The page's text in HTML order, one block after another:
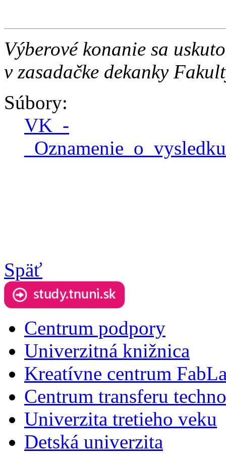
Výberové konanie sa
v zasadačke dekanky
Súbory:
VK_-
Späť
Centrum podpory
Univerzitná knižnica
Kreatívne centrum
Centrum transferu
Univerzita tretieho veku
Detská univerzita